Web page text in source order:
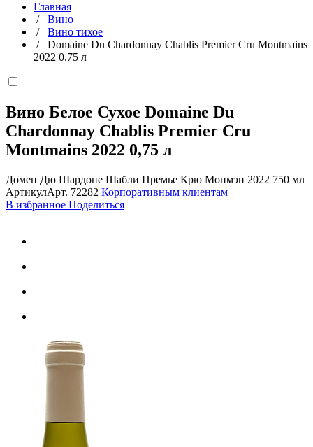
Главная
/ Вино
/ Вино тихое
/ Domaine Du Chardonnay Chablis Premier Cru Montmains
2022 0.75 л
Вино Белое Сухое Domaine Du
Chardonnay Chablis Premier Cru
Montmains 2022 0,75 л
Домен Дю Шардоне Шабли Премье Крю Монмэн 2022 750 мл
АртикулАрт. 72282 Корпоративным клиентам
В избранное Поделиться